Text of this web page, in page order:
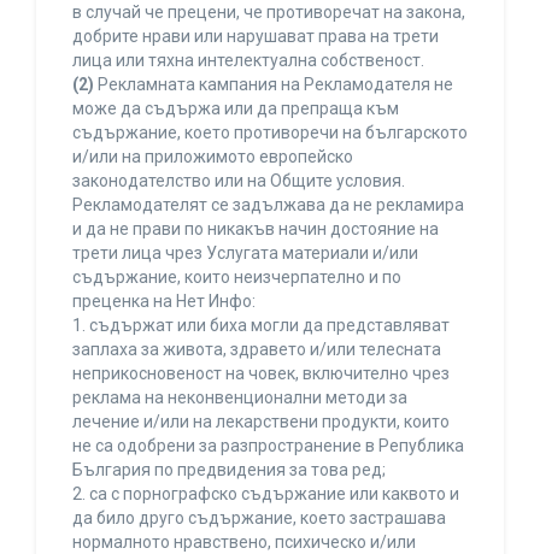
в случай че прецени, че противоречат на закона,
добрите нрави или нарушават права на трети
лица или тяхна интелектуална собственост.
(2) Рекламната кампания на Рекламодателя не
може да съдържа или да препраща към
съдържание, което противоречи на българското
и/или на приложимото европейско
законодателство или на Общите условия.
Рекламодателят се задължава да не рекламира
и да не прави по никакъв начин достояние на
трети лица чрез Услугата материали и/или
съдържание, които неизчерпателно и по
преценка на Нет Инфо:
1. съдържат или биха могли да представляват
заплаха за живота, здравето и/или телесната
неприкосновеност на човек, включително чрез
реклама на неконвенционални методи за
лечение и/или на лекарствени продукти, които
не са одобрени за разпространение в Република
България по предвидения за това ред;
2. са с порнографско съдържание или каквото и
да било друго съдържание, което застрашава
нормалното нравствено, психическо и/или